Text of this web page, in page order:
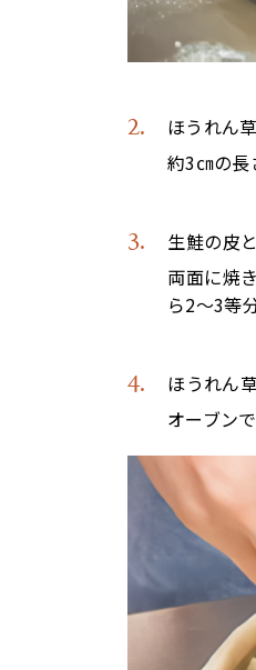
ほうれん
約3㎝の長
生鮭の皮
両面に焼
ら2～3等
ほうれん
オーブン